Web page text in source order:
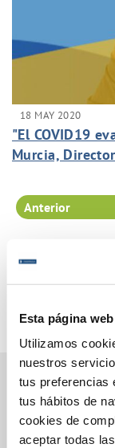
Esta página
Utilizamos
nuestros
tus preferencias
tus hábitos de
cookies de
aceptar todas
18 MAY 2020
"El COVID19
Murcia,
Anterior
Gestiones